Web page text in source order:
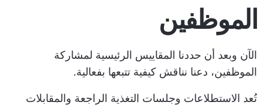
الموظفين
الآن وبعد أن حددنا المقاييس الرئيسية لمشاركة
الموظفين، دعنا نناقش كيفية تتبعها بفعالية.
تُعد الاستطلاعات وجلسات التغذية الراجعة والمقابلات